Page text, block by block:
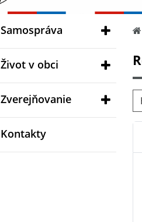
Samospráva
Život v obci
Zverejňovanie
Kontakty